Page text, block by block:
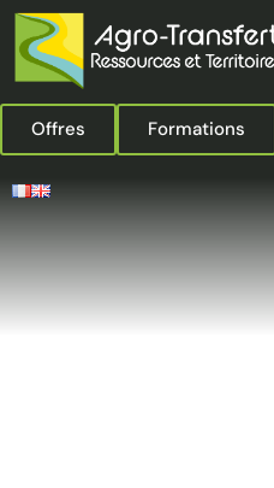
Offres Formations